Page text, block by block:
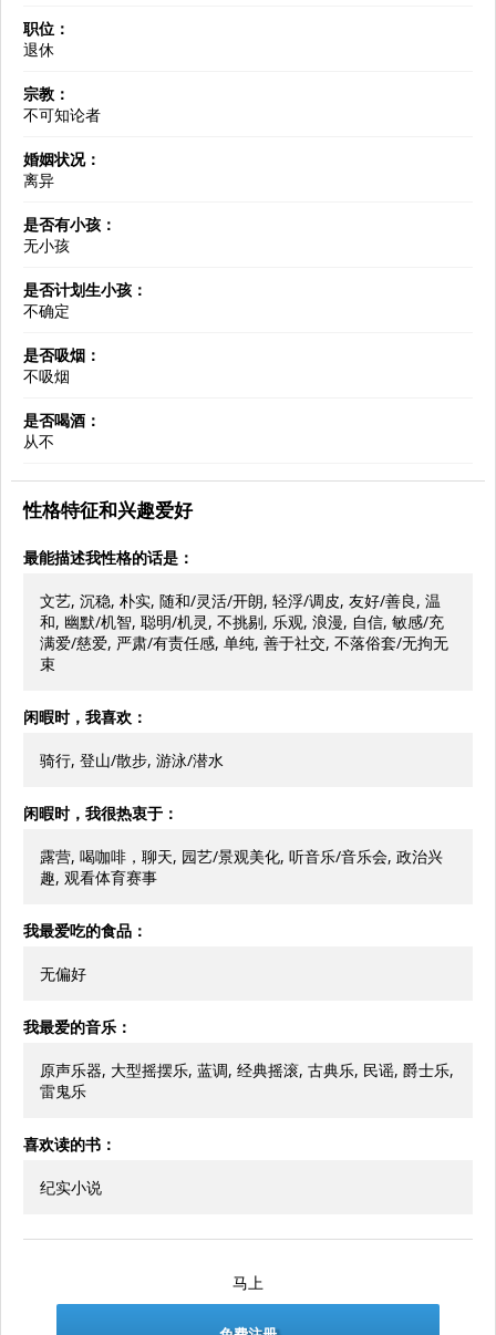
职位：
退休
宗教：
不可知论者
婚姻状况：
离异
是否有小孩：
无小孩
是否计划生小孩：
不确定
是否吸烟：
不吸烟
是否喝酒：
从不
性格特征和兴趣爱好
最能描述我性格的话是：
文艺, 沉稳, 朴实, 随和/灵活/开朗, 轻浮/调皮, 友好/善良, 温
和, 幽默/机智, 聪明/机灵, 不挑剔, 乐观, 浪漫, 自信, 敏感/充
满爱/慈爱, 严肃/有责任感, 单纯, 善于社交, 不落俗套/无拘无
束
闲暇时，我喜欢：
骑行, 登山/散步, 游泳/潜水
闲暇时，我很热衷于：
露营, 喝咖啡，聊天, 园艺/景观美化, 听音乐/音乐会, 政治兴
趣, 观看体育赛事
我最爱吃的食品：
无偏好
我最爱的音乐：
原声乐器, 大型摇摆乐, 蓝调, 经典摇滚, 古典乐, 民谣, 爵士乐,
雷鬼乐
喜欢读的书：
纪实小说
马上